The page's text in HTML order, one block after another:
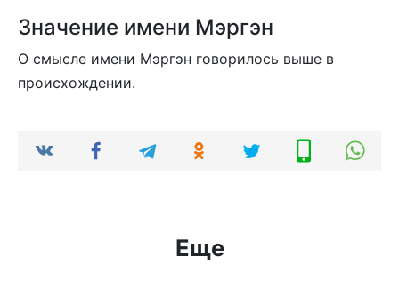
Значение имени Мэргэн
О смысле имени Мэргэн говорилось выше в
происхождении.
Еще